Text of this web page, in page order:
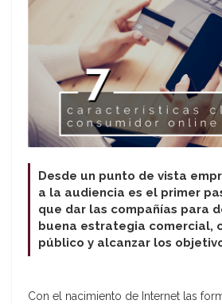
Desde un punto de vista
a la audiencia es el primer
que dar las compañías para
buena estrategia comercial,
público y alcanzar los
Con el nacimiento de Internet las